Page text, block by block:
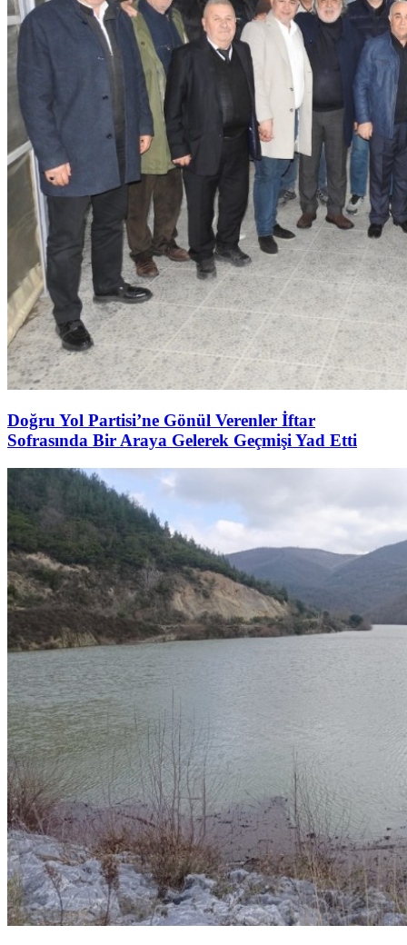
Doğru Yol Partisi’ne Gönül Verenler İftar
Sofrasında Bir Araya Gelerek Geçmişi Yad Etti